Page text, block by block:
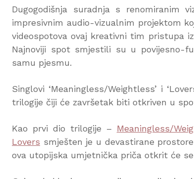
Dugogodišnja suradnja s renomiranim
impresivnim audio-vizualnim projektom
videospotova ovaj kreativni tim pristupa
Najnoviji spot smjestili su u povijesno-
samu pjesmu.
Singlovi ‘Meaningless/Weightless’ i
trilogije čiji će završetak biti otkriven u
Kao prvi dio trilogije – Meaningless/
Lovers smješten je u devastirane
ova utopijska umjetnička priča otkrit će se